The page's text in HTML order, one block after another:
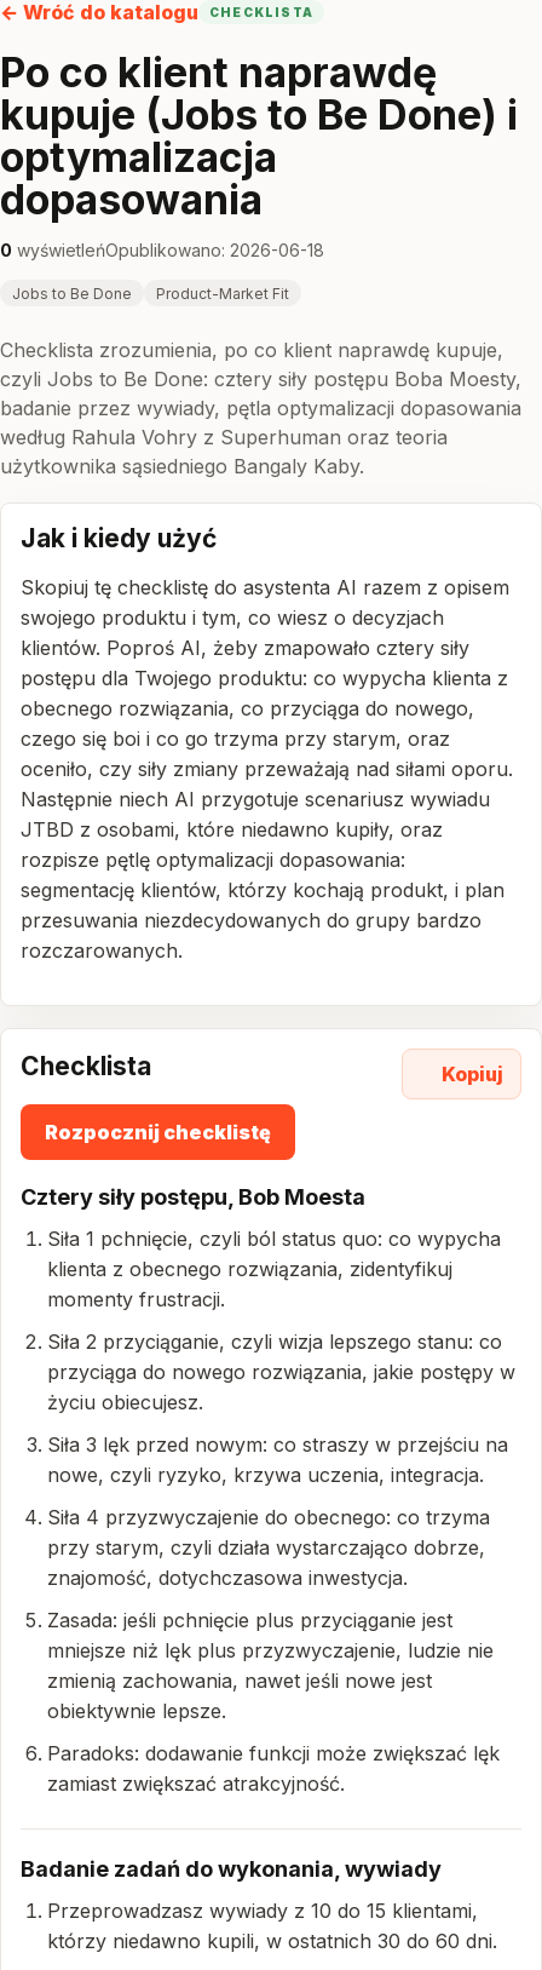
← Wróć do katalogu CHECKLISTA
Po co klient naprawdę
kupuje (Jobs to Be Done) i
optymalizacja
dopasowania
0 wyświetleńOpublikowano: 2026-06-18
Jobs to Be Done Product-Market Fit
Checklista zrozumienia, po co klient naprawdę kupuje,
czyli Jobs to Be Done: cztery siły postępu Boba Moesty,
badanie przez wywiady, pętla optymalizacji dopasowania
według Rahula Vohry z Superhuman oraz teoria
użytkownika sąsiedniego Bangaly Kaby.
Jak i kiedy użyć
Skopiuj tę checklistę do asystenta AI razem z opisem
swojego produktu i tym, co wiesz o decyzjach
klientów. Poproś AI, żeby zmapowało cztery siły
postępu dla Twojego produktu: co wypycha klienta z
obecnego rozwiązania, co przyciąga do nowego,
czego się boi i co go trzyma przy starym, oraz
oceniło, czy siły zmiany przeważają nad siłami oporu.
Następnie niech AI przygotuje scenariusz wywiadu
JTBD z osobami, które niedawno kupiły, oraz
rozpisze pętlę optymalizacji dopasowania:
segmentację klientów, którzy kochają produkt, i plan
przesuwania niezdecydowanych do grupy bardzo
rozczarowanych.
Checklista Kopiuj
Rozpocznij checklistę
Cztery siły postępu, Bob Moesta
Siła 1 pchnięcie, czyli ból status quo: co wypycha
klienta z obecnego rozwiązania, zidentyfikuj
momenty frustracji.
Siła 2 przyciąganie, czyli wizja lepszego stanu: co
przyciąga do nowego rozwiązania, jakie postępy w
życiu obiecujesz.
Siła 3 lęk przed nowym: co straszy w przejściu na
nowe, czyli ryzyko, krzywa uczenia, integracja.
Siła 4 przyzwyczajenie do obecnego: co trzyma
przy starym, czyli działa wystarczająco dobrze,
znajomość, dotychczasowa inwestycja.
Zasada: jeśli pchnięcie plus przyciąganie jest
mniejsze niż lęk plus przyzwyczajenie, ludzie nie
zmienią zachowania, nawet jeśli nowe jest
obiektywnie lepsze.
Paradoks: dodawanie funkcji może zwiększać lęk
zamiast zwiększać atrakcyjność.
Badanie zadań do wykonania, wywiady
Przeprowadzasz wywiady z 10 do 15 klientami,
którzy niedawno kupili, w ostatnich 30 do 60 dni.